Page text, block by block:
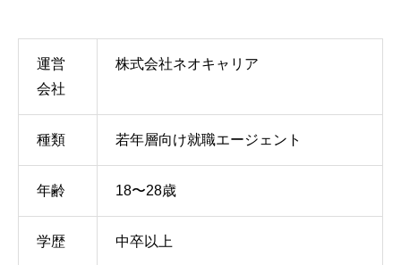
運営
会社
株式会社ネオキャリア
種類 若年層向け就職エージェント
年齢 18〜28歳
学歴 中卒以上